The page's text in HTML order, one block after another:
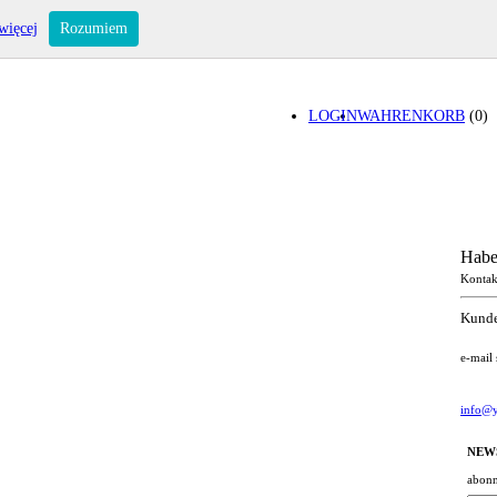
WAHRENKORB (0)
LOGIN
e-mail
Rozumiem